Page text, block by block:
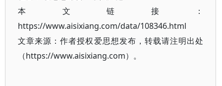
本文链接：
https://www.aisixiang.com/data/108346.html
文章来源：作者授权爱思想发布，转载请注明出处
（https://www.aisixiang.com）。